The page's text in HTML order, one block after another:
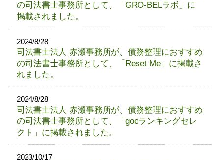
の司法書士事務所として、「GRO-BELラボ」に
掲載されました。
2024/8/28
司法書士法人 赤瀬事務所が、債務整理におすすめ
の司法書士事務所として、「Reset Me」に掲載さ
れました。
2024/8/28
司法書士法人 赤瀬事務所が、債務整理におすすめ
の司法書士事務所として、「gooランキングセレ
クト」に掲載されました。
2023/10/17